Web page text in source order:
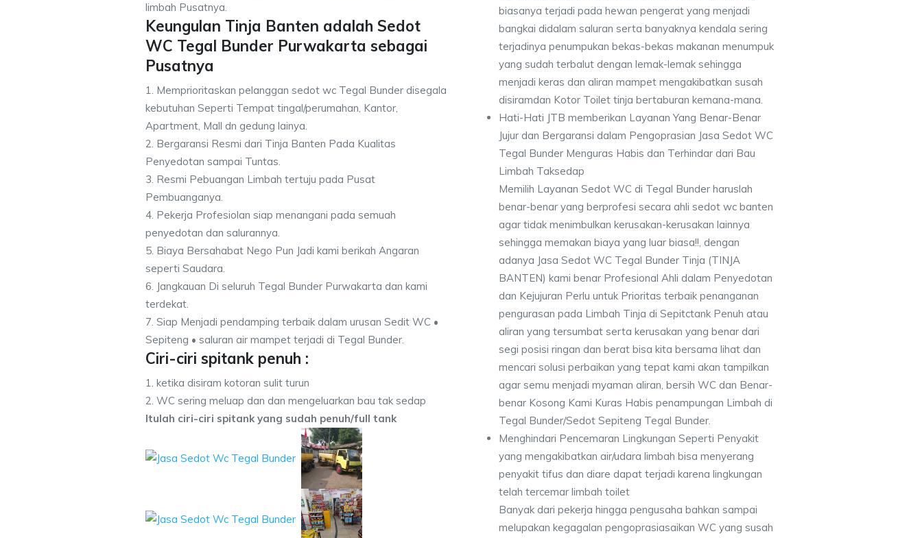
limbah Pusatnya.
Keungulan Tinja Banten adalah Sedot
WC Tegal Bunder Purwakarta sebagai
Pusatnya
1. Memprioritaskan pelanggan sedot wc Tegal Bunder disegala
kebutuhan Seperti Tempat tingal/perumahan, Kantor,
Apartment, Mall dn gedung lainya.
2. Bergaransi Resmi dari Tinja Banten Pada Kualitas
Penyedotan sampai Tuntas.
3. Resmi Pebuangan Limbah tertuju pada Pusat
Pembuanganya.
4. Pekerja Profesiolan siap menangani pada semuah
penyedotan dan salurannya.
5. Biaya Bersahabat Nego Pun Jadi kami berikah Angaran
seperti Saudara.
6. Jangkauan Di seluruh Tegal Bunder Purwakarta dan kami
terdekat.
7. Siap Menjadi pendamping terbaik dalam urusan Sedit WC •
Sepiteng • saluran air mampet terjadi di Tegal Bunder.
Ciri-ciri spitank penuh :
1. ketika disiram kotoran sulit turun
2. WC sering meluap dan dan mengeluarkan bau tak sedap
Itulah ciri-ciri spitank yang sudah penuh/full tank
biasanya terjadi pada hewan pengerat yang menjadi
bangkai didalam saluran serta banyaknya kendala sering
terjadinya penumpukan bekas-bekas makanan menumpuk
yang sudah terbalut dengan lemak-lemak sehingga
menjadi keras dan aliran mampet mengakibatkan susah
disiramdan Kotor Toilet tinja bertaburan kemana-mana.
Hati-Hati JTB memberikan Layanan Yang Benar-Benar
Jujur dan Bergaransi dalam Pengoprasian Jasa Sedot WC
Tegal Bunder Menguras Habis dan Terhindar dari Bau
Limbah Taksedap
Memilih Layanan Sedot WC di Tegal Bunder haruslah
benar-benar yang berprofesi secara ahli sedot wc banten
agar tidak menimbulkan kerusakan-kerusakan lainnya
sehingga memakan biaya yang luar biasa!!, dengan
adanya Jasa Sedot WC Tegal Bunder Tinja (TINJA
BANTEN) kami benar Profesional Ahli dalam Penyedotan
dan Kejujuran Perlu untuk Prioritas terbaik penanganan
pengurasan pada Limbah Tinja di Sepitctank Penuh atau
aliran yang tersumbat serta kerusakan yang benar dari
segi posisi ringan dan berat bisa kita bersama lihat dan
mencari solusi perbaikan yang tepat kami akan tampilkan
agar semu menjadi myaman aliran, bersih WC dan Benar-
benar Kosong Kami Kuras Habis penampungan Limbah di
Tegal Bunder/Sedot Sepiteng Tegal Bunder.
Menghindari Pencemaran Lingkungan Seperti Penyakit
yang mengakibatkan air/udara limbah bisa menyerang
penyakit tifus dan diare dapat terjadi karena lingkungan
telah tercemar limbah toilet
Banyak dari pekerja hingga pengusaha bahkan sampai
melupakan kegagalan pengoprasiasaikan WC yang susah